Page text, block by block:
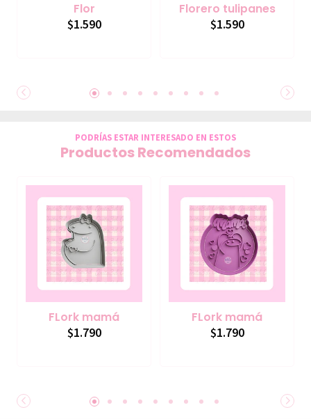
Flor
$1.590
Florero tulipanes
$1.590
PODRÍAS ESTAR INTERESADO EN ESTOS
Productos Recomendados
FLork mamá
$1.790
FLork mamá
$1.790